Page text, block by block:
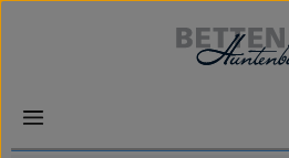
Zum Hauptinhalt springen